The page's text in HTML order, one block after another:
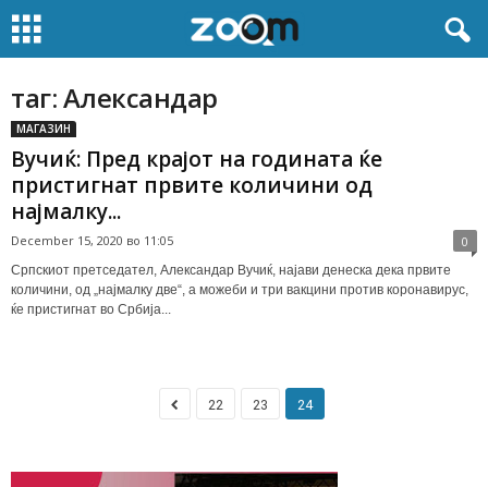
таг: Александар
МАГАЗИН
Вучиќ: Пред крајот на годината ќе
пристигнат првите количини од
најмалку...
December 15, 2020 во 11:05 0
Српскиот претседател, Александар Вучиќ, најави денеска дека првите
количини, од „најмалку две“, а можеби и три вакцини против коронавирус,
ќе пристигнат во Србија...
22 23 24